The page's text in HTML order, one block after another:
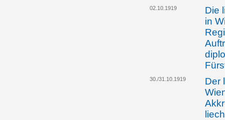
02.10.1919
Die
in
30./31.10.1919
Der